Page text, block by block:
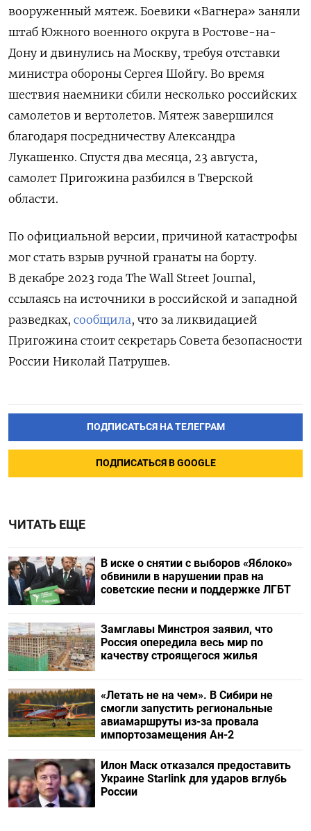
вооруженный мятеж. Боевики «Вагнера» заняли
штаб Южного военного округа в Ростове-на-
Дону и двинулись на Москву, требуя отставки
министра обороны Сергея Шойгу. Во время
шествия наемники сбили несколько российских
самолетов и вертолетов. Мятеж завершился
благодаря посредничеству Александра
Лукашенко. Спустя два месяца, 23 августа,
самолет Пригожина разбился в Тверской
области.
По официальной версии, причиной катастрофы
мог стать взрыв ручной гранаты на борту.
В декабре 2023 года The Wall Street Journal,
ссылаясь на источники в российской и западной
разведках, сообщила, что за ликвидацией
Пригожина стоит секретарь Совета безопасности
России Николай Патрушев.
ПОДПИСАТЬСЯ НА ТЕЛЕГРАМ
ПОДПИСАТЬСЯ В GOOGLE
ЧИТАТЬ ЕЩЕ
В иске о снятии с выборов «Яблоко»
обвинили в нарушении прав на
советские песни и поддержке ЛГБТ
Замглавы Минстроя заявил, что
Россия опередила весь мир по
качеству строящегося жилья
«Летать не на чем». В Сибири не
смогли запустить региональные
авиамаршруты из-за провала
импортозамещения Ан-2
Илон Маск отказался предоставить
Украине Starlink для ударов вглубь
России